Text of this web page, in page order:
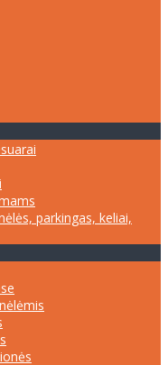
parkingas, keliai,